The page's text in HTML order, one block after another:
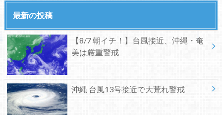
最新の投稿
【8/7 朝イチ！】台風接近、沖縄・奄
美は厳重警戒
沖縄 台風13号接近で大荒れ警戒